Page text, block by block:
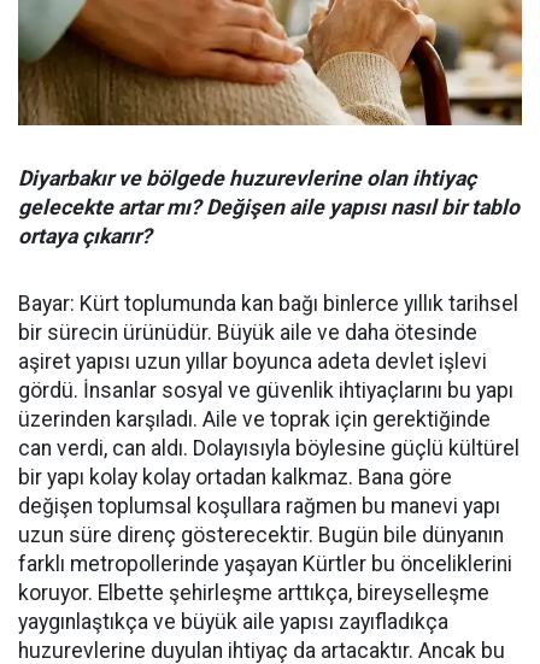
Diyarbakır ve bölgede huzurevlerine olan ihtiyaç
gelecekte artar mı? Değişen aile yapısı nasıl bir tablo
ortaya çıkarır?
Bayar: Kürt toplumunda kan bağı binlerce yıllık tarihsel
bir sürecin ürünüdür. Büyük aile ve daha ötesinde
aşiret yapısı uzun yıllar boyunca adeta devlet işlevi
gördü. İnsanlar sosyal ve güvenlik ihtiyaçlarını bu yapı
üzerinden karşıladı. Aile ve toprak için gerektiğinde
can verdi, can aldı. Dolayısıyla böylesine güçlü kültürel
bir yapı kolay kolay ortadan kalkmaz. Bana göre
değişen toplumsal koşullara rağmen bu manevi yapı
uzun süre direnç gösterecektir. Bugün bile dünyanın
farklı metropollerinde yaşayan Kürtler bu önceliklerini
koruyor. Elbette şehirleşme arttıkça, bireyselleşme
yaygınlaştıkça ve büyük aile yapısı zayıfladıkça
huzurevlerine duyulan ihtiyaç da artacaktır. Ancak bu